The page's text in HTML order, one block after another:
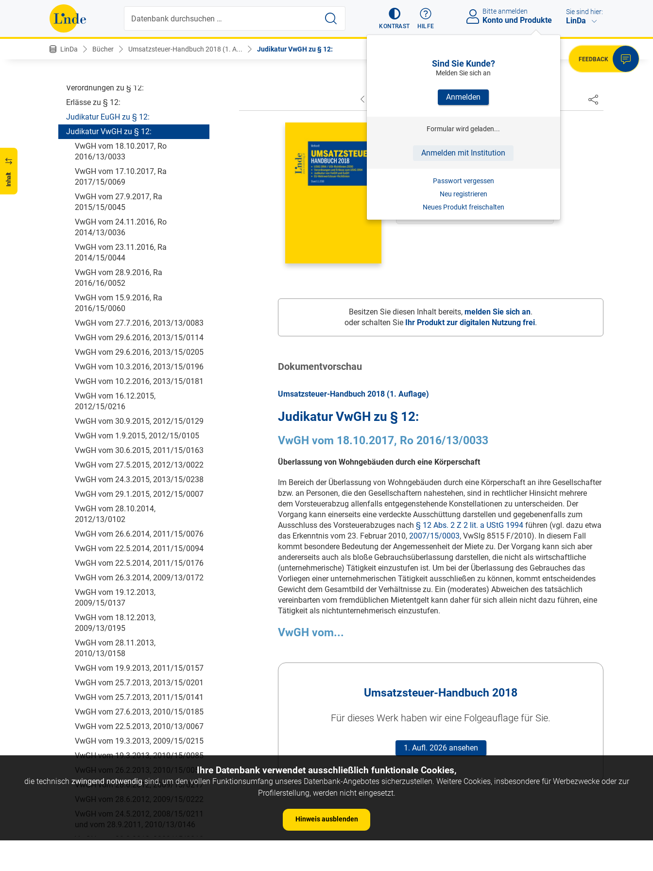
KONTRAST HILFE
Bitte anmelden
Konto und Produkte
Sind Sie Kunde?
Melden Sie sich an
Anmelden
Formular wird geladen...
Anmelden mit Institution
Passwort vergessen
Neu registrieren
Neues Produkt freischalten
Sie sind hier:
LinDa
LinDa Bücher Umsatzsteuer-Handbuch 2018 (1. A... Judikatur VwGH zu § 12:
FEEDBACK
Inhalt
§ 10. Steuersätze
§ 11. Ausstellung von Rechnungen
§ 12. Vorsteuerabzug
Verordnungen zu § 12:
Erlässe zu § 12:
Judikatur EuGH zu § 12:
Judikatur VwGH zu § 12:
VwGH vom 18.10.2017, Ro
2016/13/0033
VwGH vom 17.10.2017, Ra
2017/15/0069
VwGH vom 27.9.2017, Ra
2015/15/0045
VwGH vom 24.11.2016, Ro
2014/13/0036
VwGH vom 23.11.2016, Ra
2014/15/0044
VwGH vom 28.9.2016, Ra
2016/16/0052
VwGH vom 15.9.2016, Ra
2016/15/0060
VwGH vom 27.7.2016, 2013/13/0083
VwGH vom 29.6.2016, 2013/15/0114
VwGH vom 29.6.2016, 2013/15/0205
VwGH vom 10.3.2016, 2013/15/0196
VwGH vom 10.2.2016, 2013/15/0181
VwGH vom 16.12.2015,
2012/15/0216
VwGH vom 30.9.2015, 2012/15/0129
VwGH vom 1.9.2015, 2012/15/0105
VwGH vom 30.6.2015, 2011/15/0163
VwGH vom 27.5.2015, 2012/13/0022
VwGH vom 24.3.2015, 2013/15/0238
VwGH vom 29.1.2015, 2012/15/0007
VwGH vom 28.10.2014,
2012/13/0102
VwGH vom 26.6.2014, 2011/15/0076
VwGH vom 22.5.2014, 2011/15/0094
VwGH vom 22.5.2014, 2011/15/0176
VwGH vom 26.3.2014, 2009/13/0172
VwGH vom 19.12.2013,
2009/15/0137
VwGH vom 18.12.2013,
2009/13/0195
VwGH vom 28.11.2013,
2010/13/0158
VwGH vom 19.9.2013, 2011/15/0157
VwGH vom 25.7.2013, 2013/15/0201
VwGH vom 25.7.2013, 2011/15/0141
VwGH vom 27.6.2013, 2010/15/0185
VwGH vom 22.5.2013, 2010/13/0067
VwGH vom 19.3.2013, 2009/15/0215
VwGH vom 19.3.2013, 2010/15/0085
VwGH vom 26.2.2013, 2010/15/0051
VwGH vom 28.6.2012, 2009/15/0217
VwGH vom 28.6.2012, 2009/15/0222
VwGH vom 24.5.2012, 2008/15/0211
und vom 28.9.2011, 2010/13/0146
VwGH vom 29.3.2012, 2009/15/0210
NÄCHSTER
MELHARDT
Print-ISBN: I978-3-7073-3812-6
Besitzen Sie diesen Inhalt bereits, melden Sie sich an.
oder schalten Sie Ihr Produkt zur digitalen Nutzung frei.
Dokumentvorschau
Umsatzsteuer-Handbuch 2018 (1. Auflage)
Judikatur VwGH zu § 12:
VwGH vom 18.10.2017, Ro 2016/13/0033
Überlassung von Wohngebäuden durch eine Körperschaft
Im Bereich der Überlassung von Wohngebäuden durch eine Körperschaft an ihre Gesellschafter
bzw. an Personen, die den Gesellschaftern nahestehen, sind in rechtlicher Hinsicht mehrere
dem Vorsteuerabzug allenfalls entgegenstehende Konstellationen zu unterscheiden. Der
Vorgang kann einerseits eine verdeckte Ausschüttung darstellen und gegebenenfalls zum
Ausschluss des Vorsteuerabzuges nach § 12 Abs. 2 Z 2 lit. a UStG 1994 führen (vgl. dazu etwa
das Erkenntnis vom 23. Februar 2010, 2007/15/0003, VwSlg 8515 F/2010). In diesem Fall
kommt besondere Bedeutung der Angemessenheit der Miete zu. Der Vorgang kann sich aber
andererseits auch als bloße Gebrauchsüberlassung darstellen, die nicht als wirtschaftliche
(unternehmerische) Tätigkeit einzustufen ist. Um bei der Überlassung des Gebrauches das
Vorliegen einer unternehmerischen Tätigkeit ausschließen zu können, kommt entscheidendes
Gewicht dem Gesamtbild der Verhältnisse zu. Ein (moderates) Abweichen des tatsächlich
vereinbarten vom fremdüblichen Mietentgelt kann daher für sich allein nicht dazu führen, eine
Tätigkeit als nichtunternehmerisch einzustufen.
VwGH vom...
Umsatzsteuer-Handbuch 2018
Für dieses Werk haben wir eine Folgeauflage für Sie.
1. Aufl. 2026 ansehen
Ihre Datenbank verwendet ausschließlich funktionale Cookies,
die technisch zwingend notwendigsind, um den vollen Funktionsumfang unseres Datenbank-Angebotes sicherzustellen. Weitere Cookies, insbesondere für Werbezwecke oder zur
Profilerstellung, werden nicht eingesetzt.
Hinweis ausblenden